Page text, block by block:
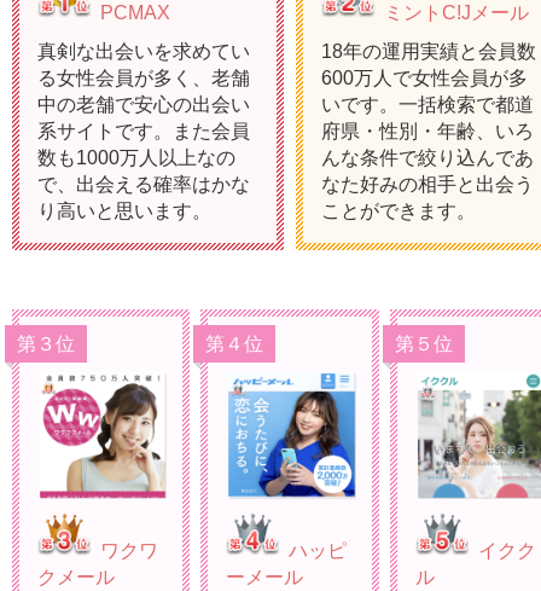
PCMAX
真剣な出会いを求めてい
る女性会員が多く、老舗
中の老舗で安心の出会い
系サイトです。また会員
数も1000万人以上なの
で、出会える確率はかな
り高いと思います。
ミントC!Jメール
18年の運用実績と会員数
600万人で女性会員が多
いです。一括検索で都道
府県・性別・年齢、いろ
んな条件で絞り込んであ
なた好みの相手と出会う
ことができます。
第３位
ワクワ
クメール
第４位
ハッピ
ーメール
第５位
イクク
ル